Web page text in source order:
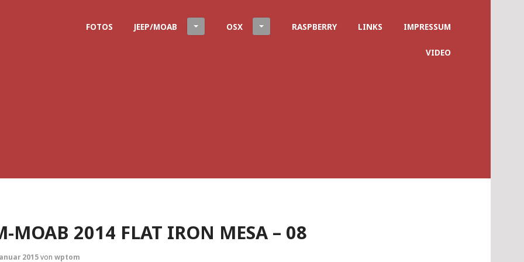
FOTOS JEEP/MOAB OSX RASPBERRY LINKS IMPRESSUM
VIDEO
MOAB 2014 FLAT IRON MESA – 08
2015von wptom